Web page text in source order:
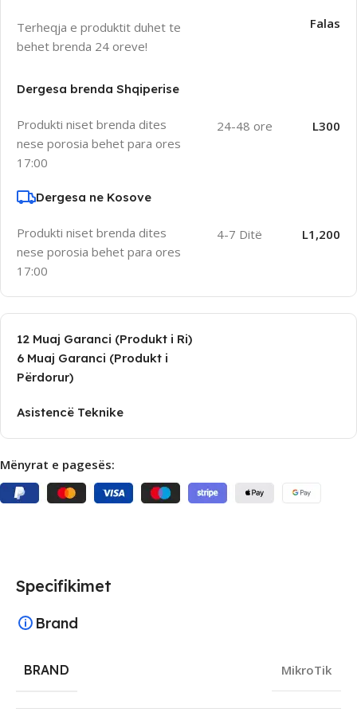
Terheqja e produktit duhet te
behet brenda 24 oreve!
Falas
Dergesa brenda Shqiperise
Produkti niset brenda dites
nese porosia behet para ores
17:00
24-48 ore L300
Dergesa ne Kosove
Produkti niset brenda dites
nese porosia behet para ores
17:00
4-7 Ditë L1,200
12 Muaj Garanci (Produkt i Ri)
6 Muaj Garanci (Produkt i
Përdorur)
Asistencë Teknike
Mënyrat e pagesës:
Specifikimet
Brand
BRAND MikroTik